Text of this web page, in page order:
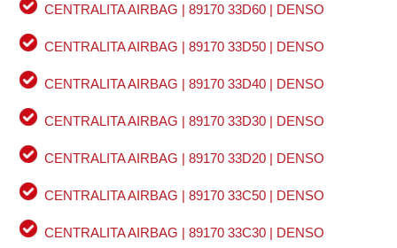
CENTRALITA AIRBAG | 89170 33D60 | DENSO
CENTRALITA AIRBAG | 89170 33D50 | DENSO
CENTRALITA AIRBAG | 89170 33D40 | DENSO
CENTRALITA AIRBAG | 89170 33D30 | DENSO
CENTRALITA AIRBAG | 89170 33D20 | DENSO
CENTRALITA AIRBAG | 89170 33C50 | DENSO
CENTRALITA AIRBAG | 89170 33C30 | DENSO